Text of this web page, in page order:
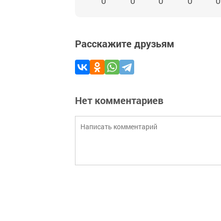
Расскажите друзьям
Нет комментариев